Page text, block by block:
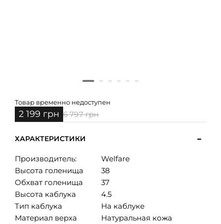
Товар временно недоступен
2 199 грн 6 797 грн
ХАРАКТЕРИСТИКИ
Производитель:
Welfare
Высота голенища
38
Обхват голенища
37
Высота каблука
4.5
Тип каблука
На каблуке
Материал верха
Натуральная кожа